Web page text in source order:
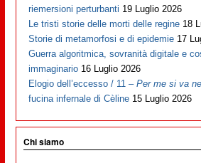
riemersioni perturbanti 19 Luglio 2026
Le tristi storie delle morti delle regine 18
Storie di metamorfosi e di epidemie 17
Guerra algoritmica, sovranità digitale e
immaginario 16 Luglio 2026
Elogio dell’eccesso / 11 –Per me si va
fucina infernale di Cèline 15 Luglio 2026
Chi siamo